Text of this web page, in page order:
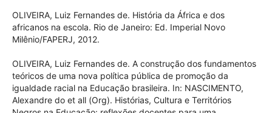
OLIVEIRA, Luiz Fernandes de. História da África e dos
africanos na escola. Rio de Janeiro: Ed. Imperial Novo
Milênio/FAPERJ, 2012.
OLIVEIRA, Luiz Fernandes de. A construção dos fundamentos
teóricos de uma nova política pública de promoção da
igualdade racial na Educação brasileira. In: NASCIMENTO,
Alexandre do et all (Org). Histórias, Cultura e Territórios